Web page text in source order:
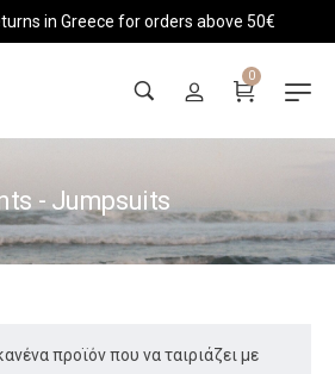
in Greece for orders above 50€
0
- Jumpsuits
προϊόν που να ταιριάζει με